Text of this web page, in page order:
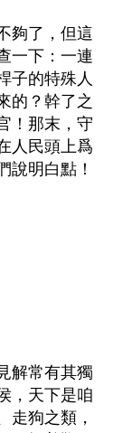
夠了，但這
一下：一連
子的特殊人
的？幹了之
！那末，守
人民頭上爲
說明白點！
解常有其獨
，天下是咱
走狗之類，